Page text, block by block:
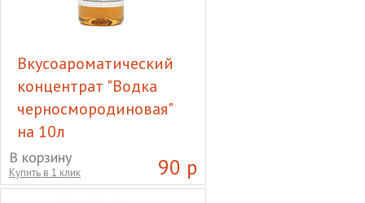
Вкусоароматический
концентрат "Водка
черносмородиновая"
на 10л
Вкусоароматический
концентрат "Водка
черносмородиновая" на
90 р
В корзину
Купить в 1 клик